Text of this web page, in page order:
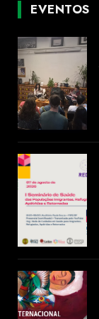
EVENTOS